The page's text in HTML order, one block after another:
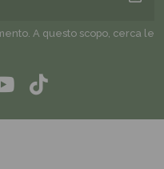
A questo scopo, cerca le